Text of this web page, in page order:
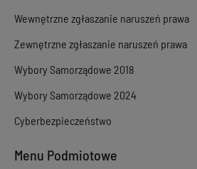
Wewnętrzne zgłaszanie naruszeń prawa
Zewnętrzne zgłaszanie naruszeń prawa
Wybory Samorządowe 2018
Wybory Samorządowe 2024
Cyberbezpieczeństwo
Menu Podmiotowe